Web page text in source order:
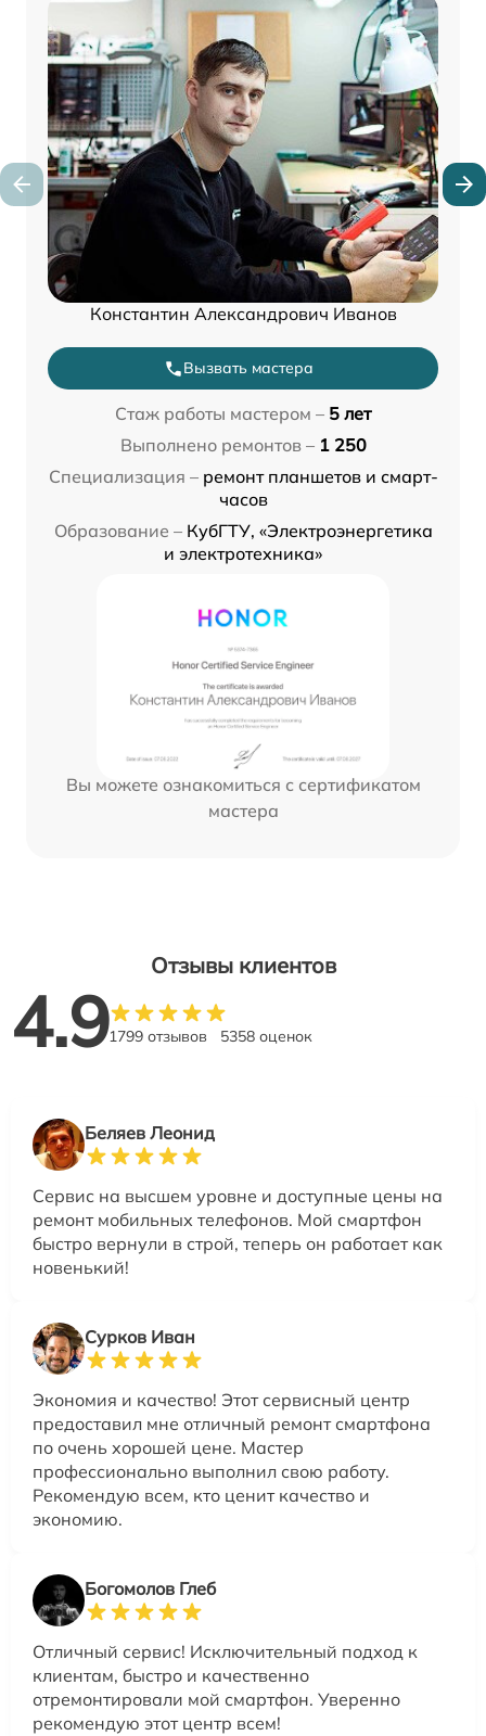
Константин Александрович Иванов
Вызвать мастера
Стаж работы мастером – 5 лет
Выполнено ремонтов – 1 250
Специализация – ремонт планшетов и смарт-
часов
Образование – КубГТУ, «Электроэнергетика
и электротехника»
Вы можете ознакомиться с сертификатом
мастера
Отзывы клиентов
4.91799 отзывов 5358 оценок
Беляев Леонид
Сервис на высшем уровне и доступные цены на
ремонт мобильных телефонов. Мой смартфон
быстро вернули в строй, теперь он работает как
новенький!
Сурков Иван
Экономия и качество! Этот сервисный центр
предоставил мне отличный ремонт смартфона
по очень хорошей цене. Мастер
профессионально выполнил свою работу.
Рекомендую всем, кто ценит качество и
экономию.
Богомолов Глеб
Отличный сервис! Исключительный подход к
клиентам, быстро и качественно
отремонтировали мой смартфон. Уверенно
рекомендую этот центр всем!